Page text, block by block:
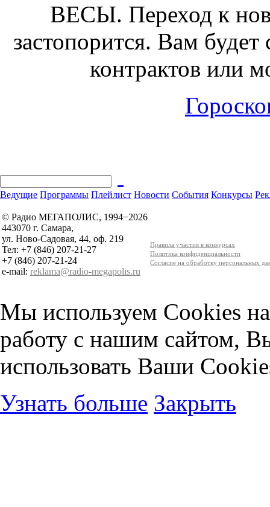
ВЕСЫ. Переход к
застопорится. Вам
контрактов или
Ведущие Программы Плейлист Новости События Конкурсы
© Радио МЕГАПОЛИС, 1994−2026
443070 г. Самара,
ул. Ново-Садовая, 44, оф. 219
Тел: +7 (846) 207-21-27
+7 (846) 207-21-24
e-mail: reklama@radio-megapolis.ru
Правила участия в конкурсах
Политика конфиденциальности
Согласие на обработку персональных
Мы используем Cookies
работу с нашим сайтом,
использовать Ваши
Узнать больше Закрыть